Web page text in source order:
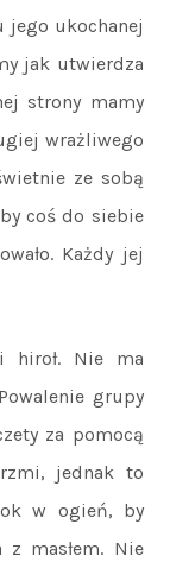
jego ukochanej
jak utwierdza
strony mamy
wrażliwego
ze sobą
coś do siebie
Każdy jej
hiroł. Nie ma
grupy
za pomocą
jednak to
w ogień, by
z masłem. Nie